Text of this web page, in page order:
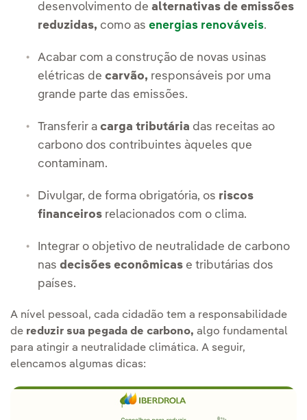
desenvolvimento de alternativas de emissões
reduzidas, como as energias renováveis.
Acabar com a construção de novas usinas
elétricas de carvão, responsáveis por uma
grande parte das emissões.
Transferir a carga tributária das receitas ao
carbono dos contribuintes àqueles que
contaminam.
Divulgar, de forma obrigatória, os riscos
financeiros relacionados com o clima.
Integrar o objetivo de neutralidade de carbono
nas decisões econômicas e tributárias dos
países.
A nível pessoal, cada cidadão tem a responsabilidade
de reduzir sua pegada de carbono, algo fundamental
para atingir a neutralidade climática. A seguir,
elencamos algumas dicas: